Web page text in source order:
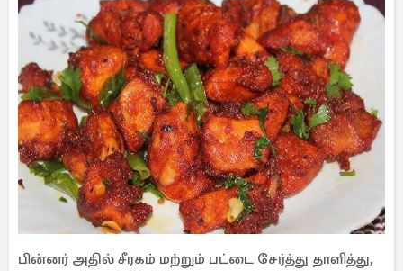
பின்னர் அதில் சீரகம் மற்றும் பட்டை சேர்த்து தாளித்து,